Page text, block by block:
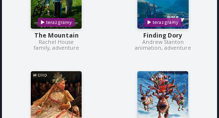
The Mountain
Rachel House
family, adventure
Finding Dory
Andrew Stanton
animation, adventure